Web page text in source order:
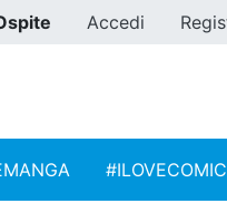
Accedi